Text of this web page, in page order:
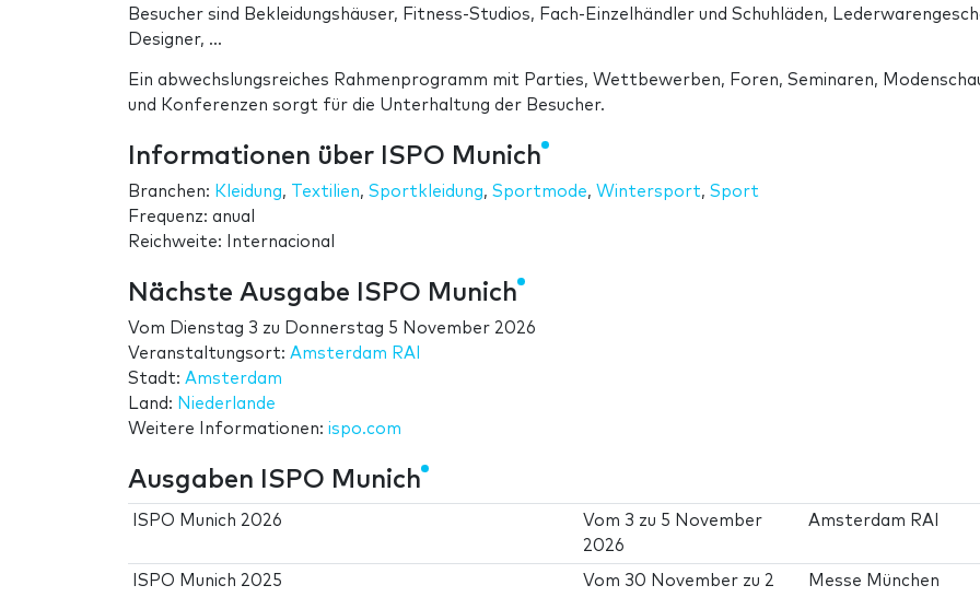
Besucher sind Bekleidungshäuser, Fitness-Studios, Fach-Einzelhändler und Schuhläden,
Designer, ...
Ein abwechslungsreiches Rahmenprogramm mit Parties, Wettbewerben, Foren, Seminaren,
und Konferenzen sorgt für die Unterhaltung der Besucher.
Informationen über ISPO Munich
Branchen: Kleidung, Textilien, Sportkleidung, Sportmode, Wintersport, Sport
Frequenz: anual
Reichweite: Internacional
Nächste Ausgabe ISPO Munich
Vom Dienstag 3 zu Donnerstag 5 November 2026
Veranstaltungsort: Amsterdam RAI
Stadt: Amsterdam
Land: Niederlande
Weitere Informationen: ispo.com
Ausgaben ISPO Munich
ISPO Munich 2026 Vom 3 zu 5 November
2026
Amsterdam RAI
ISPO Munich 2025 Vom 30 November zu 2
Messe München